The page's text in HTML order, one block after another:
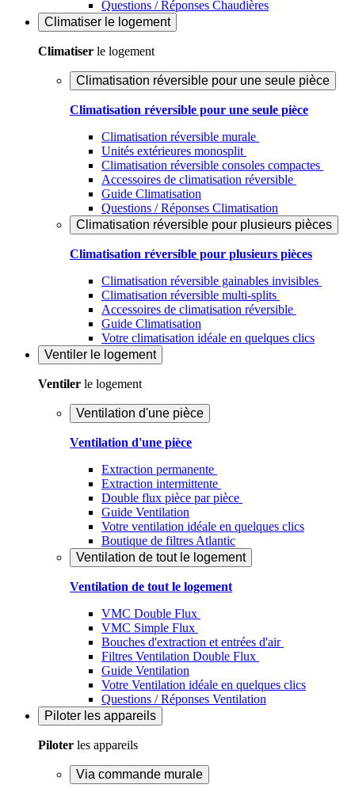
Questions / Réponses Chaudières
Climatiser le logement
Climatiser le logement
Climatisation réversible pour une seule pièce
Climatisation réversible pour une seule pièce
Climatisation réversible murale
Unités extérieures monosplit
Climatisation réversible consoles compactes
Accessoires de climatisation réversible
Guide Climatisation
Questions / Réponses Climatisation
Climatisation réversible pour plusieurs pièces
Climatisation réversible pour plusieurs pièces
Climatisation réversible gainables invisibles
Climatisation réversible multi-splits
Accessoires de climatisation réversible
Guide Climatisation
Votre climatisation idéale en quelques clics
Ventiler le logement
Ventiler le logement
Ventilation d'une pièce
Ventilation d'une pièce
Extraction permanente
Extraction intermittente
Double flux pièce par pièce
Guide Ventilation
Votre ventilation idéale en quelques clics
Boutique de filtres Atlantic
Ventilation de tout le logement
Ventilation de tout le logement
VMC Double Flux
VMC Simple Flux
Bouches d'extraction et entrées d'air
Filtres Ventilation Double Flux
Guide Ventilation
Votre Ventilation idéale en quelques clics
Questions / Réponses Ventilation
Piloter les appareils
Piloter les appareils
Via commande murale